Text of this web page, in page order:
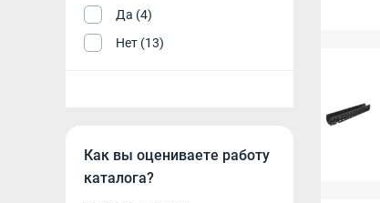
Да (4)
Нет (13)
Как вы оцениваете работу
каталога?